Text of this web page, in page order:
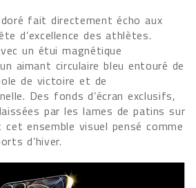
fait directement écho aux
d’excellence des athlètes.
un étui magnétique
aimant circulaire bleu entouré de
de victoire et de
Des fonds d’écran exclusifs,
par les lames de patins sur
ensemble visuel pensé comme
d’hiver.